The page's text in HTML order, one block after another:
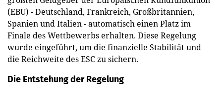
(EBU) - Deutschland, Frankreich, Großbritannien,
Spanien und Italien - automatisch einen Platz im
Finale des Wettbewerbs erhalten. Diese Regelung
wurde eingeführt, um die finanzielle Stabilität und
die Reichweite des ESC zu sichern.
Die Entstehung der Regelung